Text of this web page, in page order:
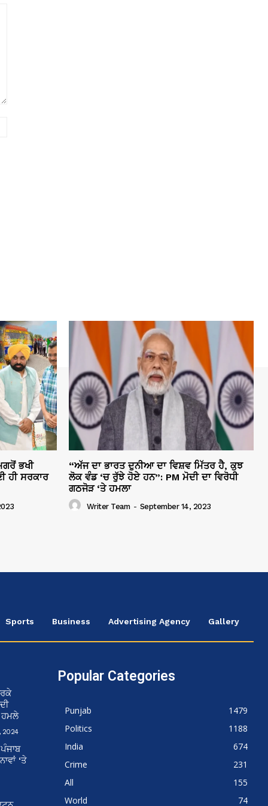
ਭਖੀ
ਹੀ ਸਰਕਾਰ
“ਅੱਜ ਦਾ ਭਾਰਤ ਦੁਨੀਆ ਦਾ ਵਿਸ਼ਵ ਮਿੱਤਰ ਹੈ, ਕੁਝ
ਲੋਕ ਵੰਡ ‘ਚ ਰੁੱਝੇ ਹੋਏ ਹਨ”: PM ਮੋਦੀ ਦਾ ਵਿਰੋਧੀ
ਗਠਜੋੜ ‘ਤੇ ਹਮਲਾ
Writer Team - September 14, 2023
Sports Business Advertising Agency Gallery
ਹਮਲੇ
2024
‘ਤੇ
Popular Categories
Punjab
1479
Politics
1188
India
674
Crime
231
All
155
World
74